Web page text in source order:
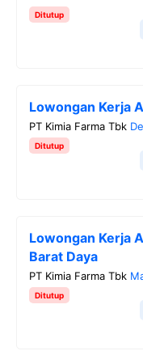
Ditutup
Lowongan Kerja
PT Kimia Farma Tbk
Ditutup
Lowongan Kerja
Barat Daya
PT Kimia Farma Tbk
Ditutup